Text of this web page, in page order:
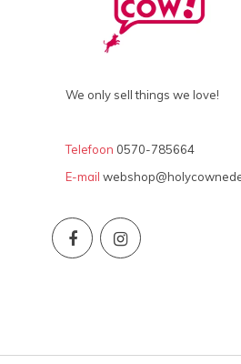
We only sell things we love!
Telefoon 0570-785664
E-mail